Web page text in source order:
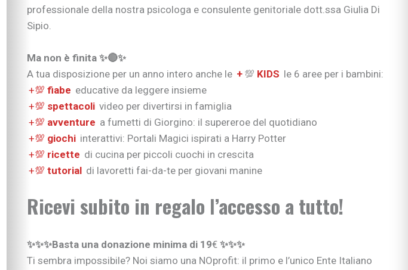
professionale della nostra psicologa e consulente genitoriale dott.ssa Giulia Di
Sipio.
Ma non è finita ✨🔴✨
A tua disposizione per un anno intero anche le + 💯 KIDS le 6 aree per i bambini:
+💯 fiabe educative da leggere insieme
+💯 spettacoli video per divertirsi in famiglia
+💯 avventure a fumetti di Giorgino: il supereroe del quotidiano
+💯 giochi interattivi: Portali Magici ispirati a Harry Potter
+💯 ricette di cucina per piccoli cuochi in crescita
+💯 tutorial di lavoretti fai-da-te per giovani manine
Ricevi subito in regalo l’accesso a tutto!
✨✨✨Basta una donazione minima di 19€✨✨✨
Ti sembra impossibile? Noi siamo una NOprofit: il primo e l’unico Ente Italiano